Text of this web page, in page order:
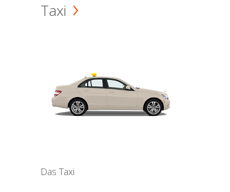
Taxi
Das Taxi